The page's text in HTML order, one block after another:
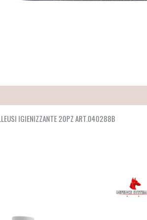
IGIENIZZANTE 20PZ ART.040288B